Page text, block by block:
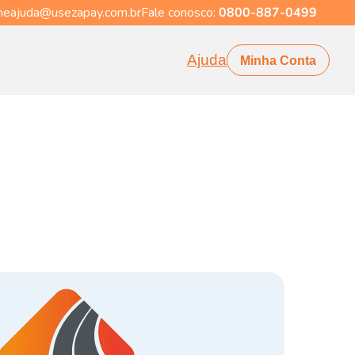
Fale conosco: 0800-887-0499
Ajuda Minha Conta